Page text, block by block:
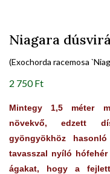
Niagara
(Exochorda racemosa
2 750 Ft
Mintegy 1,5 méter
növekvő, edzett
gyöngyökhöz
tavasszal nyíló
ágakat, hogy a